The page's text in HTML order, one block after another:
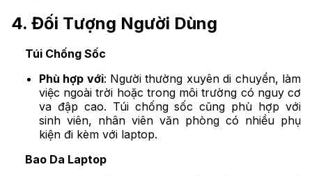
4. Đối Tượng Người Dùng
Túi Chống Sốc
Phù hợp với: Người thường xuyên di chuyển, làm
việc ngoài trời hoặc trong môi trường có nguy cơ
va đập cao. Túi chống sốc cũng phù hợp với
sinh viên, nhân viên văn phòng có nhiều phụ
kiện đi kèm với laptop.
Bao Da Laptop